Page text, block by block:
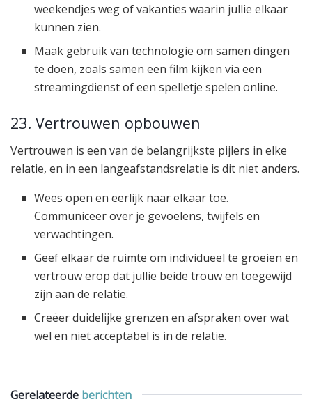
weekendjes weg of vakanties waarin jullie elkaar
kunnen zien.
Maak gebruik van technologie om samen dingen
te doen, zoals samen een film kijken via een
streamingdienst of een spelletje spelen online.
23. Vertrouwen opbouwen
Vertrouwen is een van de belangrijkste pijlers in elke
relatie, en in een langeafstandsrelatie is dit niet anders.
Wees open en eerlijk naar elkaar toe.
Communiceer over je gevoelens, twijfels en
verwachtingen.
Geef elkaar de ruimte om individueel te groeien en
vertrouw erop dat jullie beide trouw en toegewijd
zijn aan de relatie.
Creëer duidelijke grenzen en afspraken over wat
wel en niet acceptabel is in de relatie.
Gerelateerde berichten